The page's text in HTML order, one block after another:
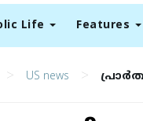
Life Features
> US news >